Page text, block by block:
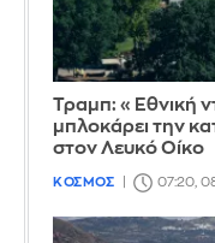
Τραμπ: «Εθνική
μπλοκάρει την
στον Λευκό Οίκο
ΚΟΣΜΟΣ 07:20,